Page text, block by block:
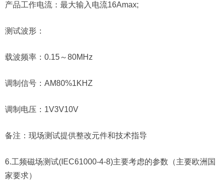
产品工作电流：最大输入电流16Amax;
测试波形：
载波频率：0.15～80MHz
调制信号：AM80%1KHZ
调制电压：1V3V10V
备注：现场测试提供整改元件和技术指导
6.工频磁场测试(IEC61000-4-8)主要考虑的参数（主要欧洲国
家要求）